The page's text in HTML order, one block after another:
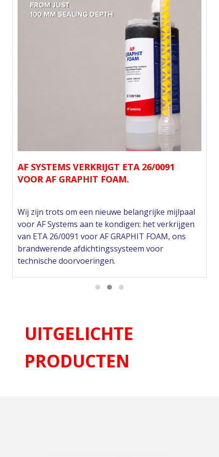
AF SYSTEMS VERKRIJGT ETA 26/0091
VOOR AF GRAPHIT FOAM.
Wij zijn trots om een nieuwe belangrijke mijlpaal
voor AF Systems aan te kondigen: het verkrijgen
van ETA 26/0091 voor AF GRAPHIT FOAM, ons
brandwerende afdichtingssysteem voor
technische doorvoeringen.
UITGELICHTE
PRODUCTEN